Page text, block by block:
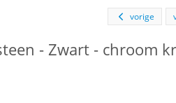
vorige
- Zwart - chroom